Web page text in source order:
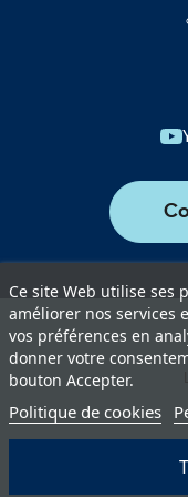
nationale et culturelle
Ils sont régulièrement
Les mairies et
Les établissements
Les associations
Les comités des fêtes et
Les centres culturels et
Les institutions
Ce site Web utilise ses
améliorer nos services
vos préférences en
donner votre
bouton Accepter.
Politique de cookies